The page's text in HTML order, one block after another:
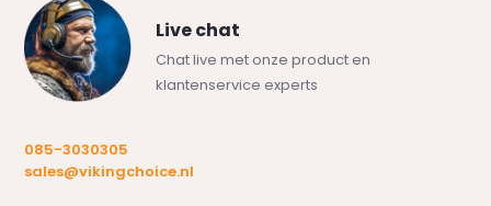
Live chat
Chat live met onze product en
klantenservice experts
085-3030305
sales@vikingchoice.nl